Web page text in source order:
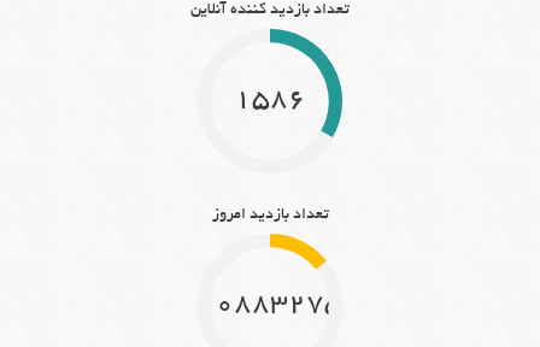
تعداد بازدید کننده آنلاین
1586
تعداد بازدید امروز
10883275